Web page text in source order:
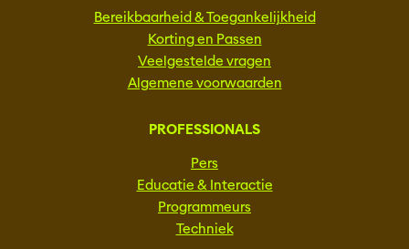
Bereikbaarheid & Toegankelijkheid
Korting en Passen
Veelgestelde vragen
Algemene voorwaarden
PROFESSIONALS
Pers
Educatie & Interactie
Programmeurs
Techniek